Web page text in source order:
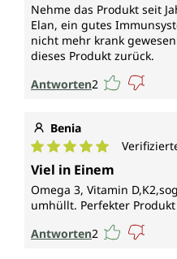
Nehme das Produkt seit
Elan, ein gutes
nicht mehr krank
dieses Produkt zurück.
Antworten2
Benia
Durchschnittliche
Viel in Einem
Omega 3, Vitamin
umhüllt. Perfekter
Antworten2